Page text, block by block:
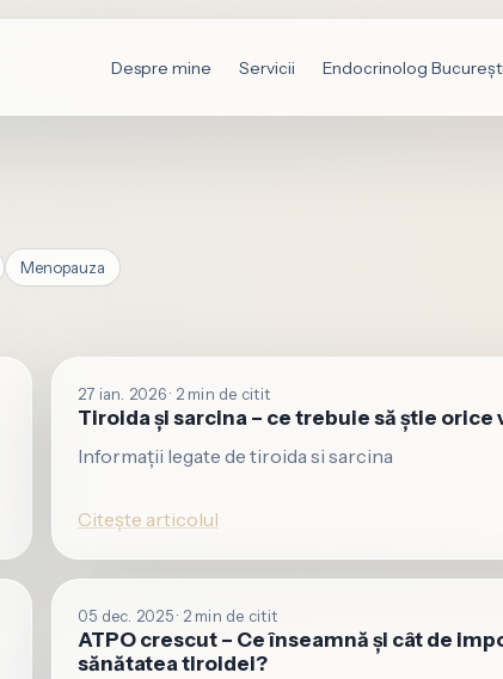
Despre mine Servicii Endocrinolog București
Menopauza
27 ian. 2026 · 2 min de citit
Tiroida și sarcina – ce trebuie să știe orice
Informații legate de tiroida si sarcina
Citește articolul
05 dec. 2025 · 2 min de citit
ATPO crescut – Ce înseamnă și cât de
sănătatea tiroidei?